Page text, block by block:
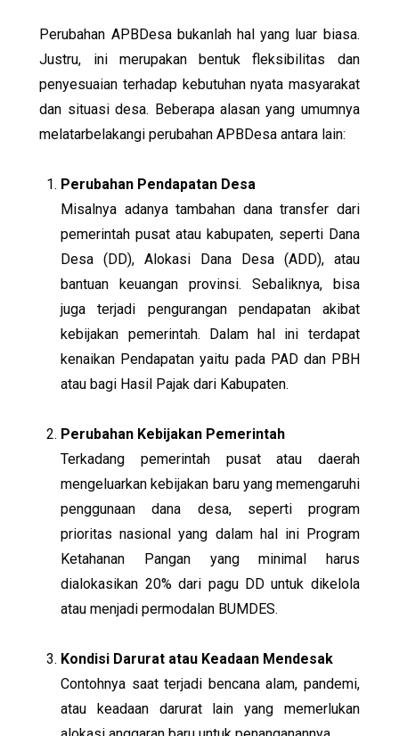
Perubahan APBDesa bukanlah hal yang luar biasa.
Justru, ini merupakan bentuk fleksibilitas dan
penyesuaian terhadap kebutuhan nyata masyarakat
dan situasi desa. Beberapa alasan yang umumnya
melatarbelakangi perubahan APBDesa antara lain:
Perubahan Pendapatan Desa
Misalnya adanya tambahan dana transfer dari
pemerintah pusat atau kabupaten, seperti Dana
Desa (DD), Alokasi Dana Desa (ADD), atau
bantuan keuangan provinsi. Sebaliknya, bisa
juga terjadi pengurangan pendapatan akibat
kebijakan pemerintah. Dalam hal ini terdapat
kenaikan Pendapatan yaitu pada PAD dan PBH
atau bagi Hasil Pajak dari Kabupaten.
Perubahan Kebijakan Pemerintah
Terkadang pemerintah pusat atau daerah
mengeluarkan kebijakan baru yang memengaruhi
penggunaan dana desa, seperti program
prioritas nasional yang dalam hal ini Program
Ketahanan Pangan yang minimal harus
dialokasikan 20% dari pagu DD untuk dikelola
atau menjadi permodalan BUMDES.
Kondisi Darurat atau Keadaan Mendesak
Contohnya saat terjadi bencana alam, pandemi,
atau keadaan darurat lain yang memerlukan